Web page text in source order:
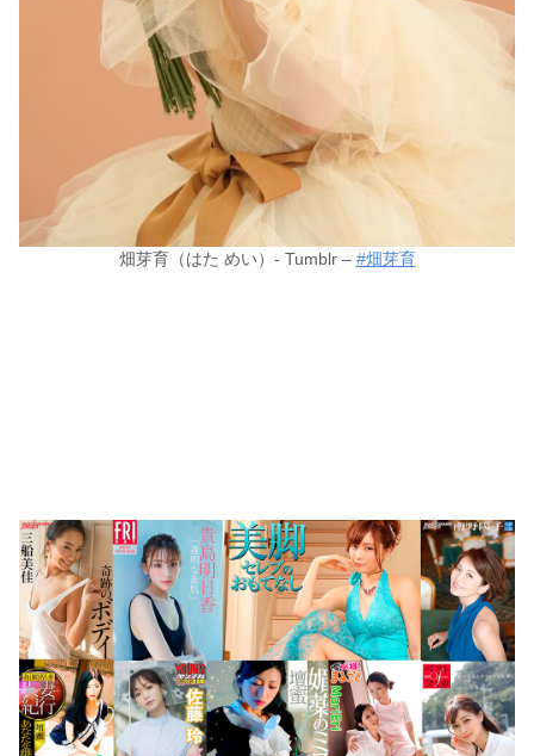
畑芽育（はた めい）- Tumblr – #畑芽育